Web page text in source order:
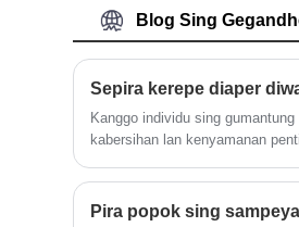
Comfree®
kuwalitas. Ing
introduksi
Kanggo
mbantu
Dewasa
Unisex.
lawas kanggo
apik! Donya-
Blog Sing
Sepira kerepe diaper
Kanggo individu sing
kabersihan lan kenyamanan
Pira popok sing